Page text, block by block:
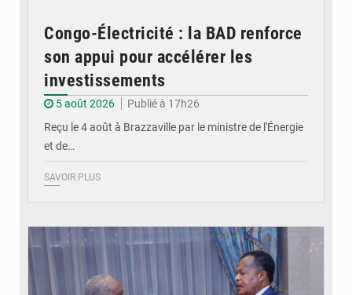
Congo-Électricité : la BAD renforce
son appui pour accélérer les
investissements
5 août 2026
Publié à 17h26
Reçu le 4 août à Brazzaville par le ministre de l'Énergie
et de…
SAVOIR PLUS